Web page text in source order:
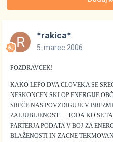
*rakica*
5. marec 2006
POZDRAVCEK!
KAKO LEPO DVA CLOVEKA SE
NESKONCEN SKLOP
SREČE NAS POVZDIGUJE V
ZALJUBLJENOST......TODA KO SE
PARTERJA PODATA V BOJ ZA
BLAŽENOSTI IN ZACNE